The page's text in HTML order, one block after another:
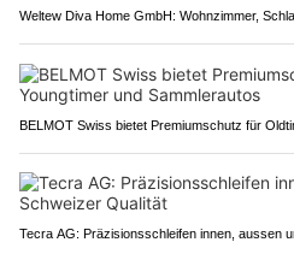
Weltew Diva Home GmbH: Wohnzimmer,
BELMOT Swiss bietet Premiumschutz für
Tecra AG: Präzisionsschleifen innen, aussen